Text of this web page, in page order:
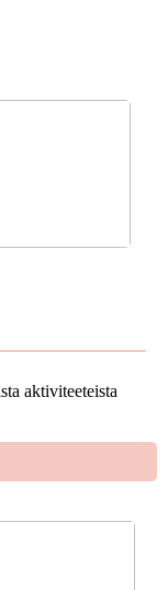
aktiviteeteista